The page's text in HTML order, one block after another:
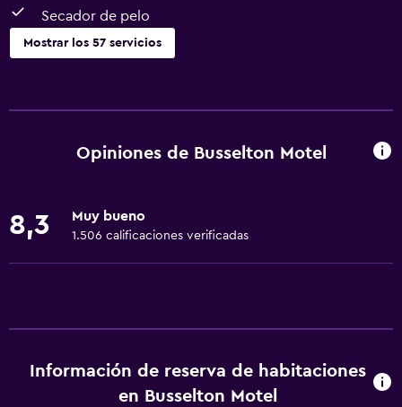
Secador de pelo
Mostrar los 57 servicios
Wifi gratis
Toallas
Calefacción
Opiniones de Busselton Motel
8,3 Muy bueno
1.506 calificaciones verificadas
Información de reserva de habitaciones
en Busselton Motel